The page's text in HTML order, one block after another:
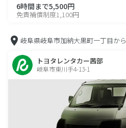
6時間まで5,500円
免責補償制度1,100円
岐阜県岐阜市加納大黒町一丁目から
トヨタレンタカー茜部
岐阜市東川手4-13-1